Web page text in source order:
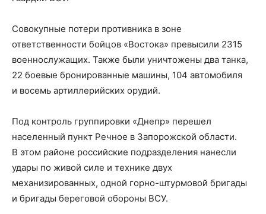
Совокупные потери противника в зоне
ответственности бойцов «Востока» превысили 2315
военнослужащих. Также были уничтожены два танка,
22 боевые бронированные машины, 104 автомобиля
и восемь артиллерийских орудий.
Под контроль группировки «Днепр» перешел
населенный пункт Речное в Запорожской области.
В этом районе российские подразделения нанесли
удары по живой силе и технике двух
механизированных, одной горно-штурмовой бригады
и бригады береговой обороны ВСУ.